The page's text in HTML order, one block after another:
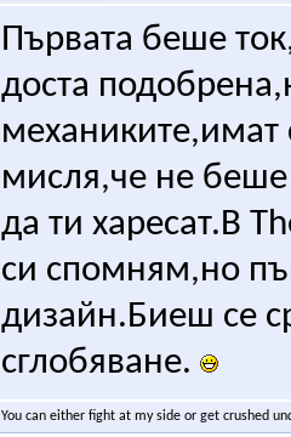
Първата беше
доста
мисля,че не
да ти харесат.В
си спомням,но
дизайн.Биеш се
сглобяване.
You can either fight at my side or get crushed